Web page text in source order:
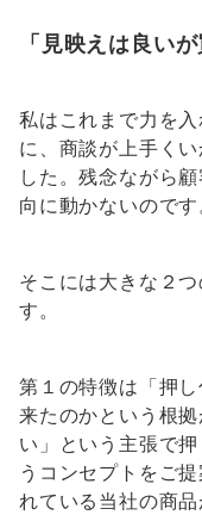
「見映えは良い
私はこれまで力を
に、商談が上手く
した。残念ながら
向に動かないのです
そこには大きな２
す。
第１の特徴は「押
来たのかという根
い」という主張で
うコンセプトをご
れている当社の商